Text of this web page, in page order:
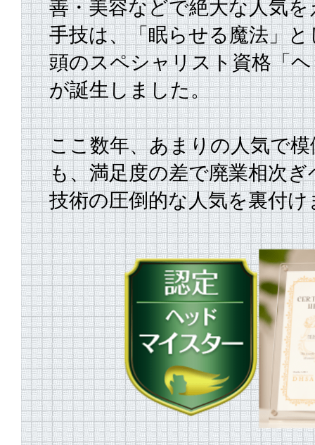
善・美容などで絶大な人気
手技は、「眠らせる魔法」
頭のスペシャリスト資格「
が誕生しました。
ここ数年、あまりの人気で
も、満足度の差で廃業相次
技術の圧倒的な人気を裏付け